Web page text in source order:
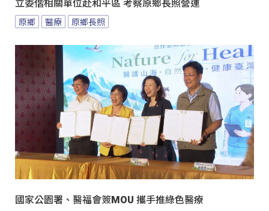
立委偕相關單位赴和平區 考察原鄉長照營運
原鄉 醫療 原鄉長照
國家公園署、醫福會簽MOU 攜手推綠色醫療